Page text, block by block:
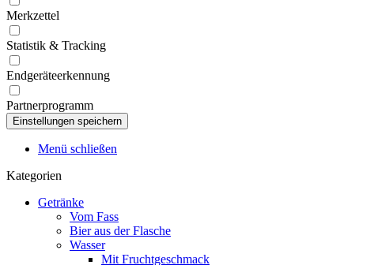
Merkzettel
Statistik & Tracking
Endgeräteerkennung
Partnerprogramm
Menü schließen
Kategorien
Getränke
Vom Fass
Bier aus der Flasche
Wasser
Mit Fruchtgeschmack